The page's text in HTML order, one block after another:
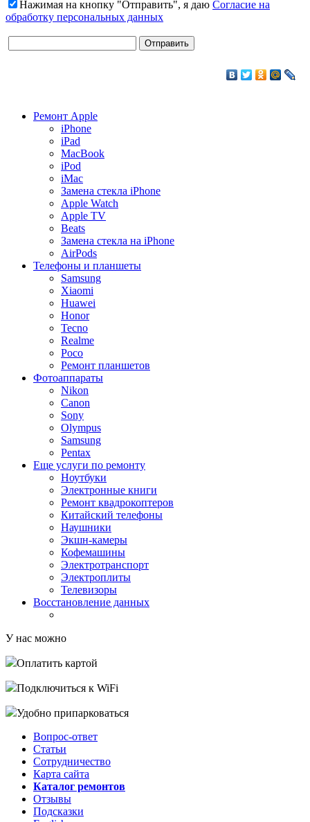
Нажимая на кнопку "Отправить", я даю Согласие на
обработку персональных данных
Ремонт Apple
iPhone
iPad
MacBook
iPod
iMac
Замена стекла iPhone
Apple Watch
Apple TV
Beats
Замена стекла на iPhone
AirPods
Телефоны и планшеты
Samsung
Xiaomi
Huawei
Honor
Tecno
Realme
Poco
Ремонт планшетов
Фотоаппараты
Nikon
Canon
Sony
Olympus
Samsung
Pentax
Еще услуги по ремонту
Ноутбуки
Электронные книги
Ремонт квадрокоптеров
Китайский телефоны
Наушники
Экшн-камеры
Кофемашины
Электротранспорт
Электроплиты
Телевизоры
Восстановление данных
У нас можно
Оплатить картой
Подключиться к WiFi
Удобно припарковаться
Вопрос-ответ
Статьи
Сотрудничество
Карта сайта
Каталог ремонтов
Отзывы
Подсказки